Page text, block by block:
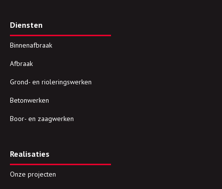
Diensten
Binnenafbraak
Afbraak
Grond- en rioleringswerken
Betonwerken
Boor- en zaagwerken
Realisaties
Onze projecten